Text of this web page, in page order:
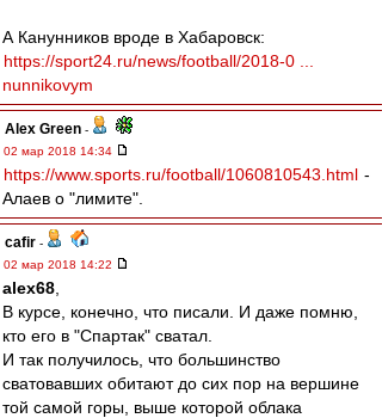
А Канунников вроде в Хабаровск:
https://sport24.ru/news/football/2018-0 ...
nunnikovym
Alex Green -
02 мар 2018 14:34
https://www.sports.ru/football/1060810543.html -
Алаев о "лимите".
cafir -
02 мар 2018 14:22
alex68
В курсе, конечно, что писали. И даже помню,
кто его в "Спартак" сватал.
И так получилось, что большинство
сватовавших обитают до сих пор на вершине
той самой горы, выше которой облака